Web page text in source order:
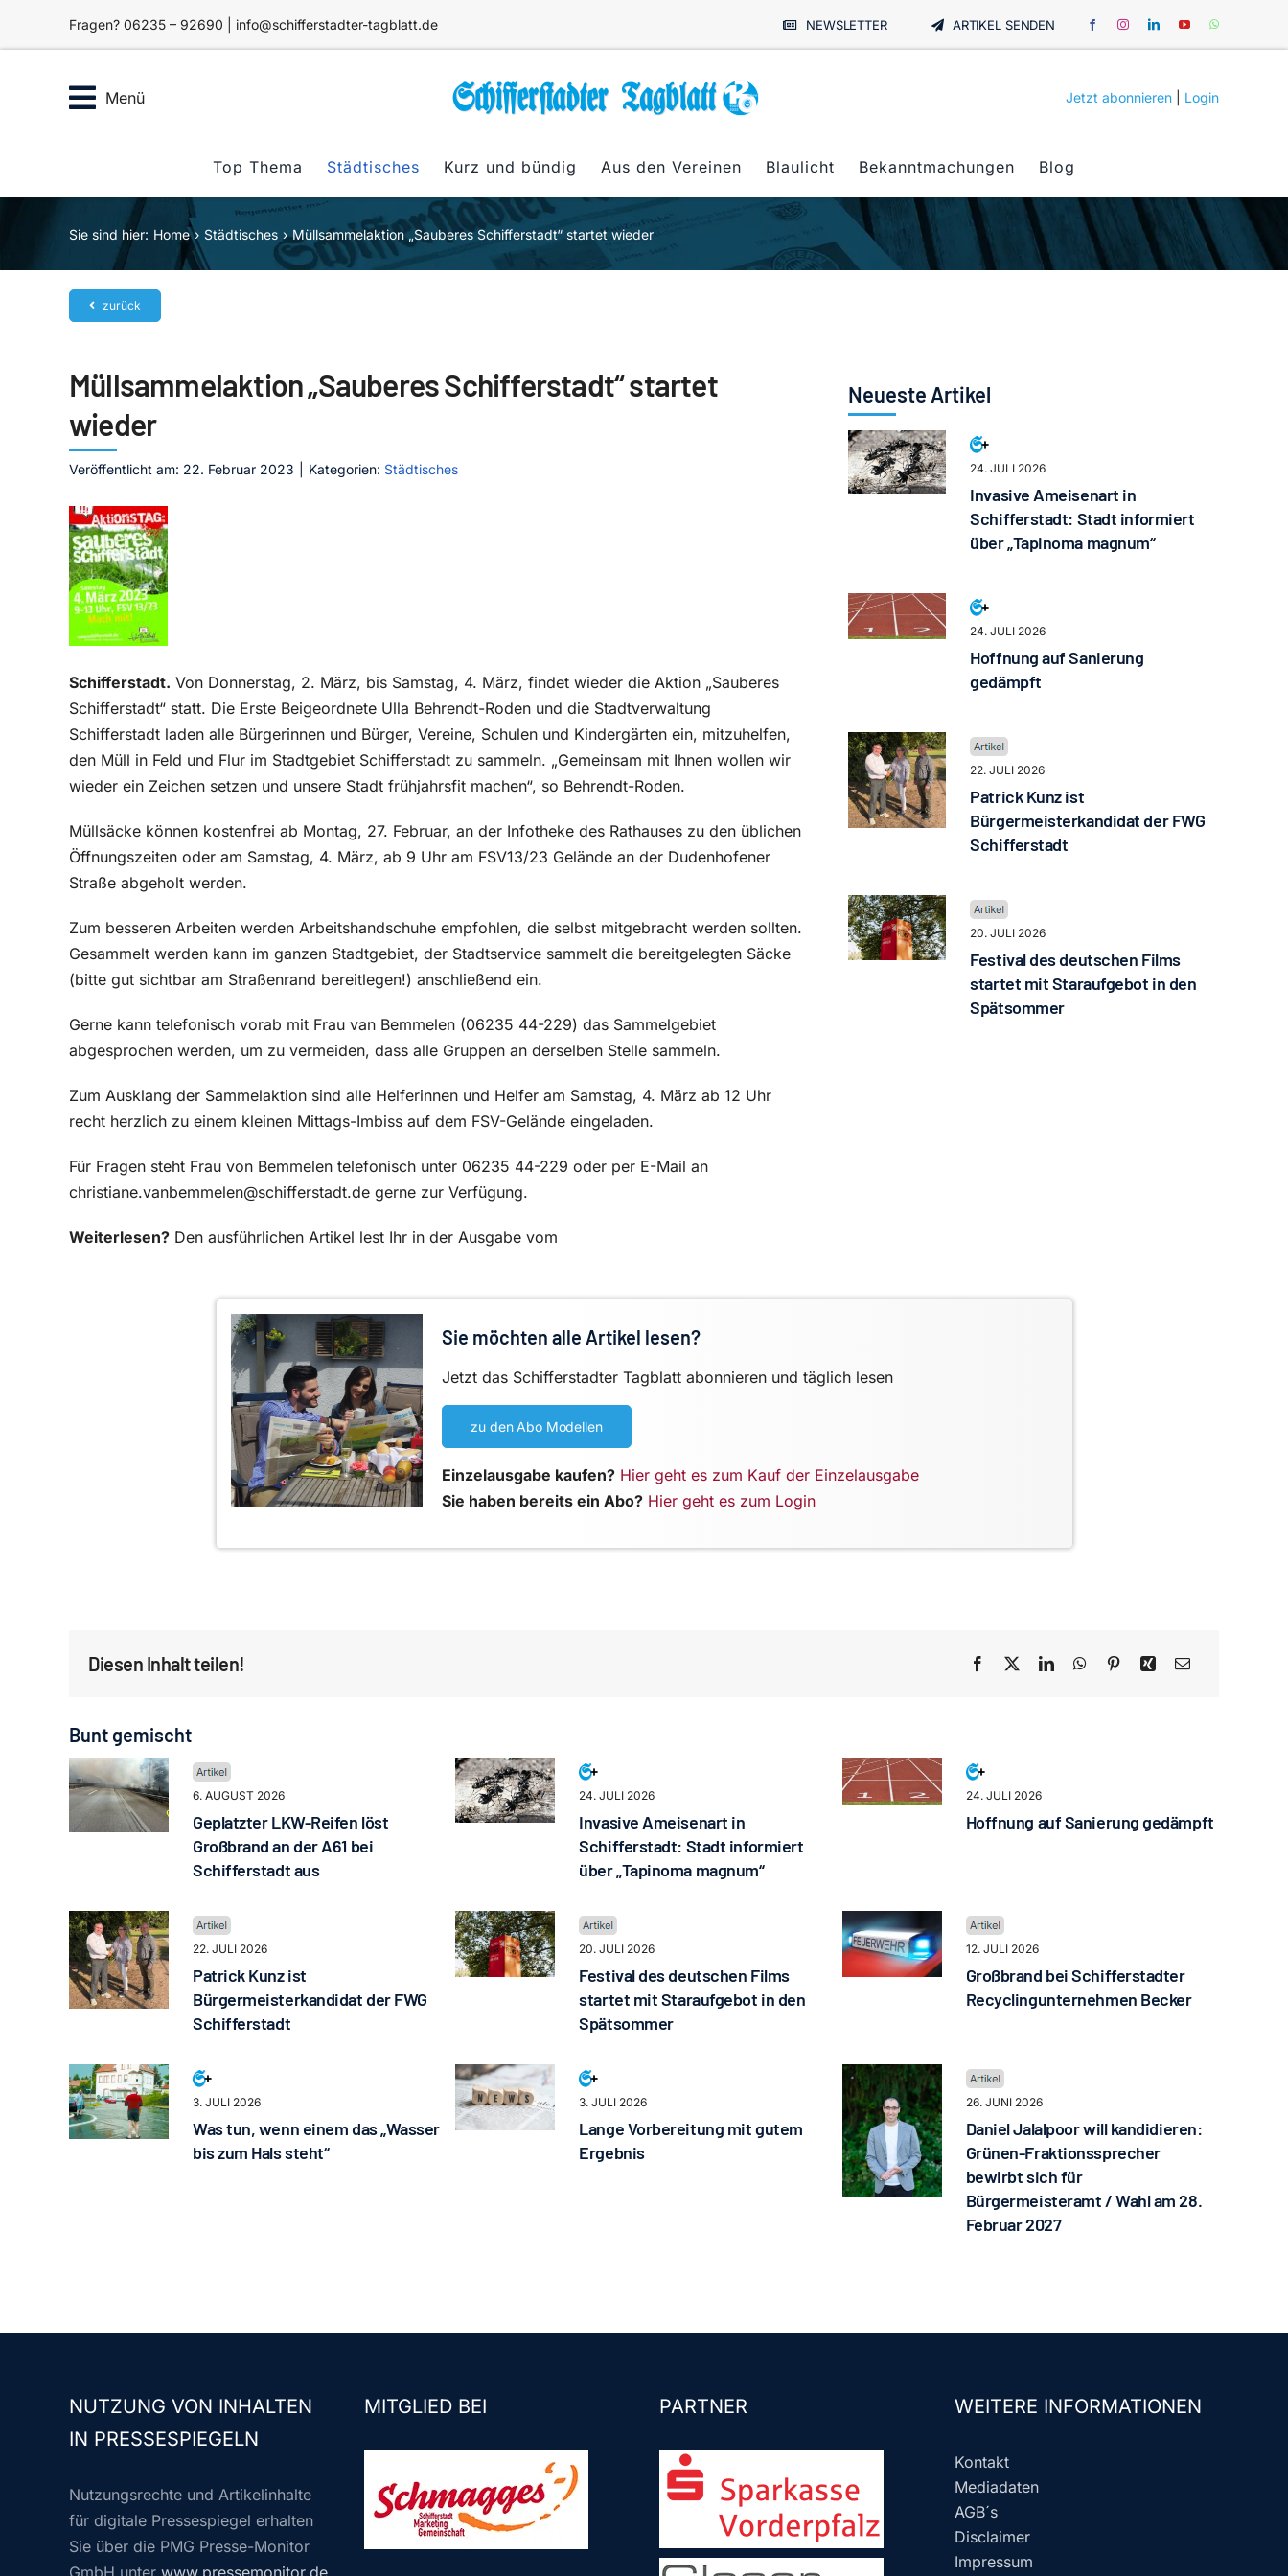
Fragen? 06235 – 92690 | info@schifferstadter-tagblatt.de NEWSLETTER ARTIKEL SENDEN
Menü Jetzt abonnieren Login
Top Thema Städtisches Kurz und bündig Aus den Vereinen Blaulicht Bekanntmachungen Blog
Sie sind hier: Home Städtisches Müllsammelaktion „Sauberes Schifferstadt“ startet wieder
zurück
Müllsammelaktion „Sauberes Schifferstadt“ startet
wieder
Veröffentlicht am: 22. Februar 2023 Kategorien: Städtisches
Schifferstadt. Von Donnerstag, 2. März, bis Samstag, 4. März, findet wieder die Aktion „Sauberes
Schifferstadt“ statt. Die Erste Beigeordnete Ulla Behrendt-Roden und die Stadtverwaltung
Schifferstadt laden alle Bürgerinnen und Bürger, Vereine, Schulen und Kindergärten ein, mitzuhelfen,
den Müll in Feld und Flur im Stadtgebiet Schifferstadt zu sammeln. „Gemeinsam mit Ihnen wollen wir
wieder ein Zeichen setzen und unsere Stadt frühjahrsfit machen“, so Behrendt-Roden.
Müllsäcke können kostenfrei ab Montag, 27. Februar, an der Infotheke des Rathauses zu den üblichen
Öffnungszeiten oder am Samstag, 4. März, ab 9 Uhr am FSV13/23 Gelände an der Dudenhofener
Straße abgeholt werden.
Zum besseren Arbeiten werden Arbeitshandschuhe empfohlen, die selbst mitgebracht werden sollten.
Gesammelt werden kann im ganzen Stadtgebiet, der Stadtservice sammelt die bereitgelegten Säcke
(bitte gut sichtbar am Straßenrand bereitlegen!) anschließend ein.
Gerne kann telefonisch vorab mit Frau van Bemmelen (06235 44-229) das Sammelgebiet
abgesprochen werden, um zu vermeiden, dass alle Gruppen an derselben Stelle sammeln.
Zum Ausklang der Sammelaktion sind alle Helferinnen und Helfer am Samstag, 4. März ab 12 Uhr
recht herzlich zu einem kleinen Mittags-Imbiss auf dem FSV-Gelände eingeladen.
Für Fragen steht Frau von Bemmelen telefonisch unter 06235 44-229 oder per E-Mail an
christiane.vanbemmelen@schifferstadt.de gerne zur Verfügung.
Weiterlesen? Den ausführlichen Artikel lest Ihr in der Ausgabe vom
Neueste Artikel
24. JULI 2026
Invasive Ameisenart in
Schifferstadt: Stadt informiert
über „Tapinoma magnum“
24. JULI 2026
Hoffnung auf Sanierung
gedämpft
22. JULI 2026
Patrick Kunz ist
Bürgermeisterkandidat der FWG
Schifferstadt
20. JULI 2026
Festival des deutschen Films
startet mit Staraufgebot in den
Spätsommer
Sie möchten alle Artikel lesen?
Jetzt das Schifferstadter Tagblatt abonnieren und täglich lesen
zu den Abo Modellen
Einzelausgabe kaufen? Hier geht es zum Kauf der Einzelausgabe
Sie haben bereits ein Abo? Hier geht es zum Login
Diesen Inhalt teilen!
Bunt gemischt
6. AUGUST 2026
Geplatzter LKW-Reifen löst
Großbrand an der A61 bei
Schifferstadt aus
24. JULI 2026
Invasive Ameisenart in
Schifferstadt: Stadt informiert
über „Tapinoma magnum“
24. JULI 2026
Hoffnung auf Sanierung gedämpft
22. JULI 2026
Patrick Kunz ist
Bürgermeisterkandidat der FWG
Schifferstadt
20. JULI 2026
Festival des deutschen Films
startet mit Staraufgebot in den
Spätsommer
12. JULI 2026
Großbrand bei Schifferstadter
Recyclingunternehmen Becker
3. JULI 2026
Was tun, wenn einem das „Wasser
bis zum Hals steht“
3. JULI 2026
Lange Vorbereitung mit gutem
Ergebnis
26. JUNI 2026
Daniel Jalalpoor will kandidieren:
Grünen-Fraktionssprecher
bewirbt sich für
Bürgermeisteramt / Wahl am 28.
Februar 2027
NUTZUNG VON INHALTEN
IN PRESSESPIEGELN
Nutzungsrechte und Artikelinhalte
für digitale Pressespiegel erhalten
Sie über die PMG Presse-Monitor
GmbH unter www.pressemonitor.de
MITGLIED BEI PARTNER WEITERE INFORMATIONEN
Kontakt
Mediadaten
AGB´s
Disclaimer
Impressum